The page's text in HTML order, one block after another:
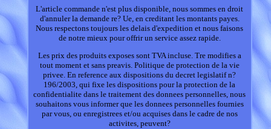
L'article commande n'est plus disponible, nous sommes en droit
d'annuler la demande re? Ue, en creditant les montants payes.
Nous respectons toujours les delais d'expedition et nous faisons
de notre mieux pour offrir un service assez rapide.
Les prix des produits exposes sont TVA incluse. Tre modifies a
tout moment et sans preavis. Politique de protection de la vie
privee. En reference aux dispositions du decret legislatif n?
196/2003, qui fixe les dispositions pour la protection de la
confidentialite dans le traitement des donnees personnelles, nous
souhaitons vous informer que les donnees personnelles fournies
par vous, ou enregistrees et/ou acquises dans le cadre de nos
activites, peuvent?